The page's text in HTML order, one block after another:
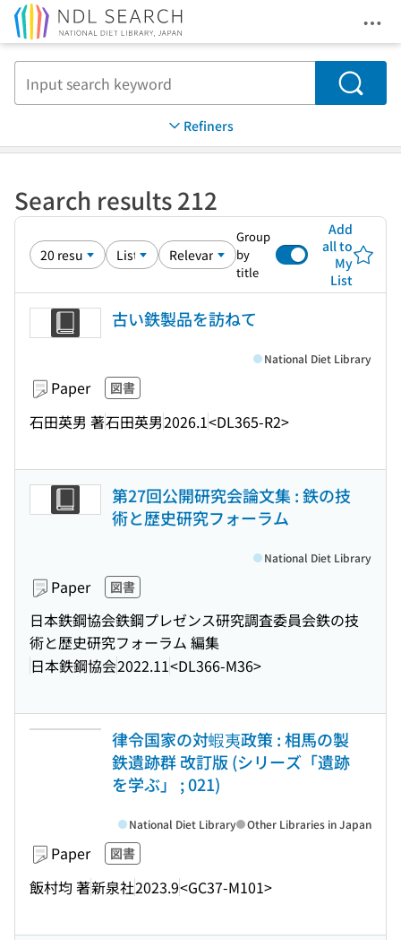
Search
Refiners
Search results 212
Group
by
title
Add
all to
My
List
古い鉄製品を訪ねて
Paper 図書
石田英男 著石田英男2026.1<DL365-R2>
National Diet Library
第27回公開研究会論文集 : 鉄の技
術と歴史研究フォーラム
Paper 図書
日本鉄鋼協会鉄鋼プレゼンス研究調査委員会鉄の技
術と歴史研究フォーラム 編集
日本鉄鋼協会2022.11<DL366-M36>
National Diet Library
律令国家の対蝦夷政策 : 相馬の製
鉄遺跡群 改訂版 (シリーズ「遺跡
を学ぶ」 ; 021)
Paper 図書
飯村均 著新泉社2023.9<GC37-M101>
National Diet Library Other Libraries in Japan